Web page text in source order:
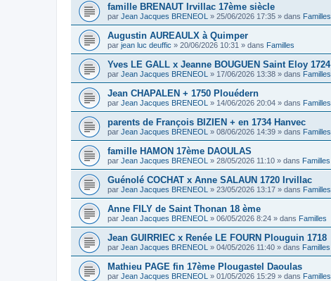
famille BRENAUT Irvillac 17ème siècle
par Jean Jacques BRENEOL » 25/06/2026 17:35 » dans Familles
Augustin AUREAULX à Quimper
par jean luc deuffic » 20/06/2026 10:31 » dans Familles
Yves LE GALL x Jeanne BOUGUEN Saint Eloy 1724
par Jean Jacques BRENEOL » 17/06/2026 13:38 » dans Familles
Jean CHAPALEN + 1750 Plouédern
par Jean Jacques BRENEOL » 14/06/2026 20:04 » dans Familles
parents de François BIZIEN + en 1734 Hanvec
par Jean Jacques BRENEOL » 08/06/2026 14:39 » dans Familles
famille HAMON 17ème DAOULAS
par Jean Jacques BRENEOL » 28/05/2026 11:10 » dans Familles
Guénolé COCHAT x Anne SALAUN 1720 Irvillac
par Jean Jacques BRENEOL » 23/05/2026 13:17 » dans Familles
Anne FILY de Saint Thonan 18 ème
par Jean Jacques BRENEOL » 06/05/2026 8:24 » dans Familles
Jean GUIRRIEC x Renée LE FOURN Plouguin 1718
par Jean Jacques BRENEOL » 04/05/2026 11:40 » dans Familles
Mathieu PAGE fin 17ème Plougastel Daoulas
par Jean Jacques BRENEOL » 01/05/2026 15:29 » dans Familles